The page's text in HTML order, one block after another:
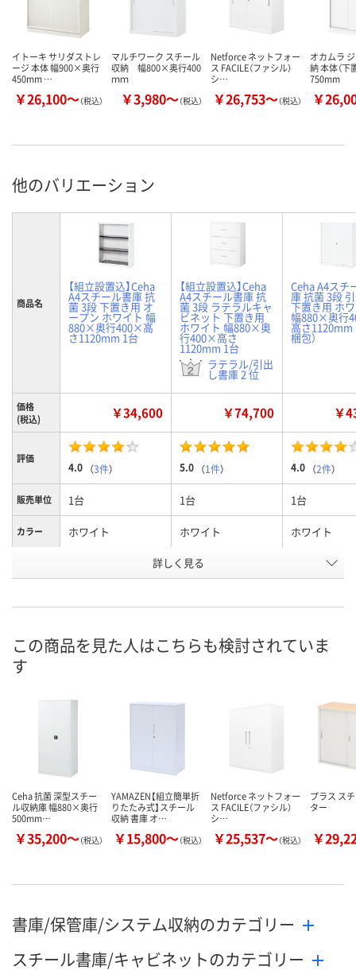
イトーキ サリダストレ
ージ 本体 幅900×奥行
450mm …
￥26,100～（税込）
マルチワーク スチール
収納 幅800×奥行400
ｍｍ
￥3,980～（税込）
Netforce ネットフォー
ス FACILE（ファシル）
シ…
￥26,753～（税込）
オカムラ
納 本体（下
750mm
￥
他のバリエーション
商品名
【組立設置込】Ceha
A4スチール書庫 抗
菌 3段 下置き用 オ
ープン ホワイト 幅
880×奥行400×高
さ1120mm 1台
【組立設置込】Ceha
A4スチール書庫 抗
菌 3段 ラテラルキャ
ビネット 下置き用
ホワイト 幅880×奥
行400×高さ
1120mm 1台
ラテラル/引出
し書庫 2 位
Ceha A4スチ
庫 抗菌 3段
下置き用 ホ
幅880×奥行
高さ1120mm
梱包）
価格
(税込)
￥34,600 ￥74,700 ￥
評価
4.0 （3件） 5.0 （1件） 4.0 （2件）
販売単位 1台 1台 1台
カラー ホワイト ホワイト ホワイト
1120mm 1120mm
号
在庫
8月13日（木） 8月11日（火）
カゴへ カゴへ カ
詳しく見る
この商品を見た人はこちらも検討されていま
す
Ceha 抗菌 深型スチー
ル収納庫 幅880×奥行
500mm…
￥35,200～（税込）
YAMAZEN【組立簡単折
りたたみ式】スチール
収納 書庫 オ…
￥15,800～（税込）
Netforce ネットフォー
ス FACILE（ファシル）
シ…
￥25,537～（税込）
プラス ス
ター
￥
書庫/保管庫/システム収納のカテゴリー
スチール書庫/キャビネットのカテゴリー